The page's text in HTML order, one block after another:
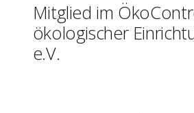
Mitglied im
ökologischer
e.V.